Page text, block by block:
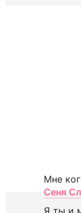
Мне
Сеня
Я ты и